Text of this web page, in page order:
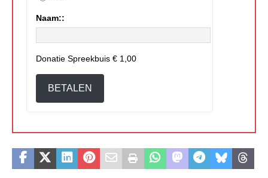
Naam::
Donatie Spreekbuis € 1,00
BETALEN